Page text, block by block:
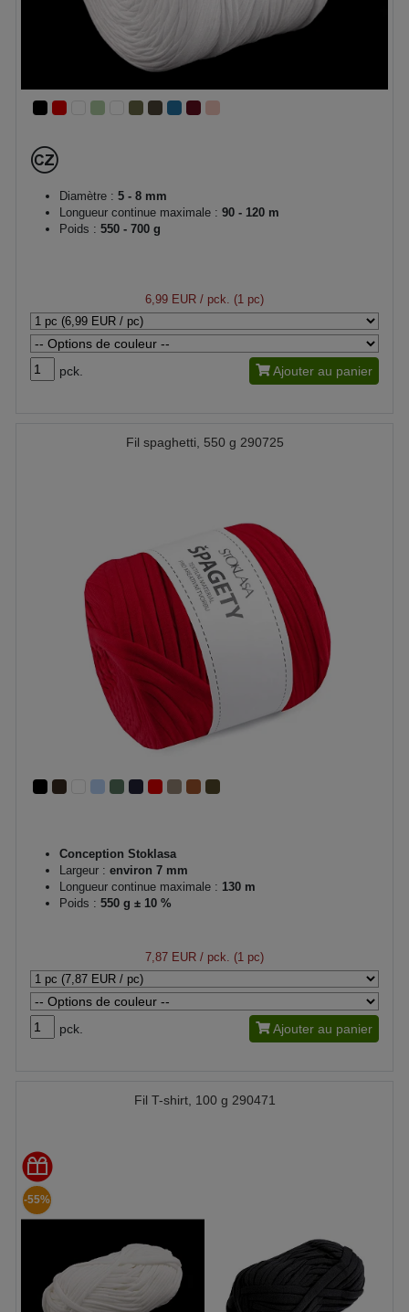
Diamètre : 5 - 8 mm
Longueur continue maximale : 90 - 120 m
Poids : 550 - 700 g
6,99 EUR / pck. (1 pc)
pck. Ajouter au panier
Fil spaghetti, 550 g 290725
Conception Stoklasa
Largeur : environ 7 mm
Longueur continue maximale : 130 m
Poids : 550 g ± 10 %
7,87 EUR / pck. (1 pc)
pck. Ajouter au panier
Fil T-shirt, 100 g 290471
-55%